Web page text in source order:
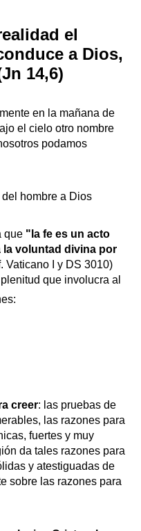
el
a Dios,
14,6)
en la mañana de
el cielo otro nombre
podamos
hombre a Dios
que "la fe es un acto
la voluntad divina por
Vaticano I y DS 3010)
que involucra al
creer: las pruebas de
las razones para
fuertes y muy
da tales razones para
y atestiguadas de
sobre las razones para